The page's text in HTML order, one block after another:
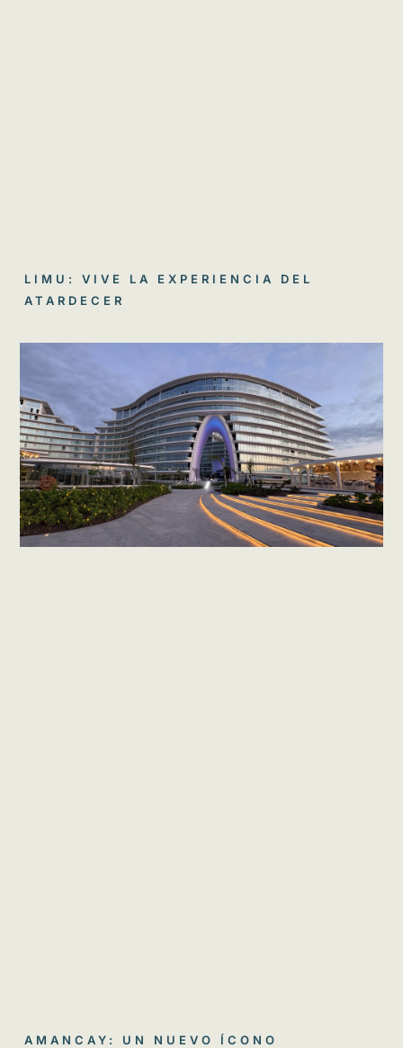
LIMU: VIVE LA EXPERIENCIA DEL
ATARDECER
AMANCAY: UN NUEVO ÍCONO